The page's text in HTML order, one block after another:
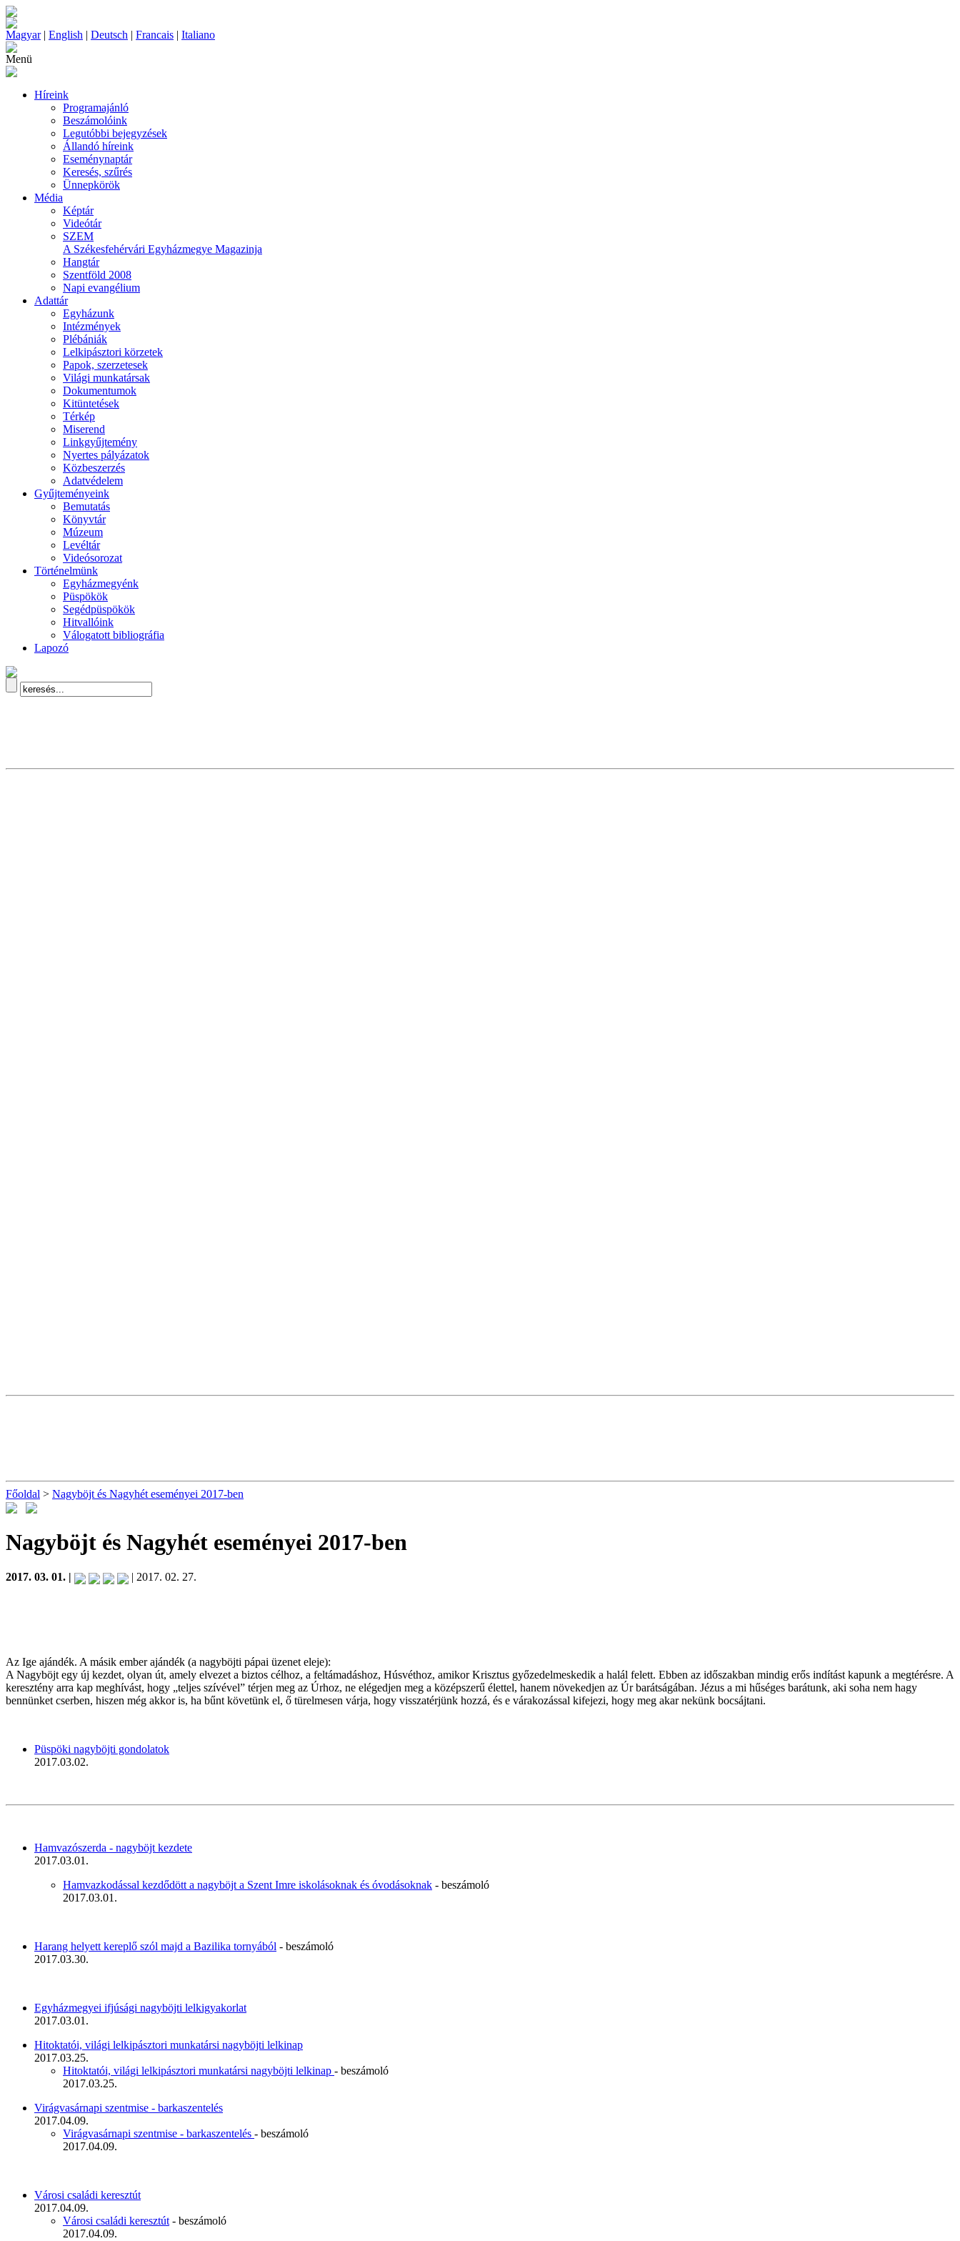
Magyar| English | Deutsch | Francais | Italiano
Menü
Híreink
Programajánló
Beszámolóink
Legutóbbi bejegyzések
Állandó híreink
Eseménynaptár
Keresés, szűrés
Ünnepkörök
Média
Képtár
Videótár
SZEM
A Székesfehérvári Egyházmegye Magazinja
Hangtár
Szentföld 2008
Napi evangélium
Adattár
Egyházunk
Intézmények
Plébániák
Lelkipásztori körzetek
Papok, szerzetesek
Világi munkatársak
Dokumentumok
Kitüntetések
Térkép
Miserend
Linkgyűjtemény
Nyertes pályázatok
Közbeszerzés
Adatvédelem
Gyűjteményeink
Bemutatás
Könyvtár
Múzeum
Levéltár
Videósorozat
Történelmünk
Egyházmegyénk
Püspökök
Segédpüspökök
Hitvallóink
Válogatott bibliográfia
Lapozó
Főoldal > Nagyböjt és Nagyhét eseményei 2017-ben
Nagyböjt és Nagyhét eseményei 2017-ben
2017. 03. 01. | | 2017. 02. 27.
Az Ige ajándék. A másik ember ajándék (a nagyböjti pápai üzenet eleje):
A Nagyböjt egy új kezdet, olyan út, amely elvezet a biztos célhoz, a feltámadáshoz, Húsvéthoz, amikor Krisztus győzedelmeskedik a halál felett. Ebben az időszakban mindig erős indítást kapunk a megtérésre. A
keresztény arra kap meghívást, hogy „teljes szívével” térjen meg az Úrhoz, ne elégedjen meg a középszerű élettel, hanem növekedjen az Úr barátságában. Jézus a mi hűséges barátunk, aki soha nem hagy
bennünket cserben, hiszen még akkor is, ha bűnt követünk el, ő türelmesen várja, hogy visszatérjünk hozzá, és e várakozással kifejezi, hogy meg akar nekünk bocsájtani.
Püspöki nagyböjti gondolatok
2017.03.02.
Hamvazószerda - nagyböjt kezdete
2017.03.01.
Hamvazkodással kezdődött a nagyböjt a Szent Imre iskolásoknak és óvodásoknak - beszámoló
2017.03.01.
Harang helyett kereplő szól majd a Bazilika tornyából - beszámoló
2017.03.30.
Egyházmegyei ifjúsági nagyböjti lelkigyakorlat
2017.03.01.
Hitoktatói, világi lelkipásztori munkatársi nagyböjti lelkinap
2017.03.25.
Hitoktatói, világi lelkipásztori munkatársi nagyböjti lelkinap - beszámoló
2017.03.25.
Virágvasárnapi szentmise - barkaszentelés
2017.04.09.
Virágvasárnapi szentmise - barkaszentelés - beszámoló
2017.04.09.
Városi családi keresztút
2017.04.09.
Városi családi keresztút - beszámoló
2017.04.09.